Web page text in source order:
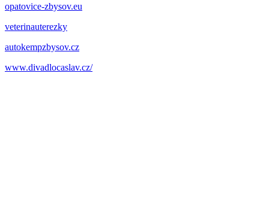
opatovice-zbysov.eu
veterinauterezky
autokempzbysov.cz
www.divadlocaslav.cz/